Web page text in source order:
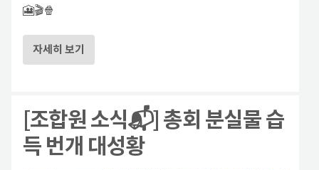
🎦🎬🍿
자세히 보기
[조합원 소식📬] 총회 분실물 습
득 번개 대성황